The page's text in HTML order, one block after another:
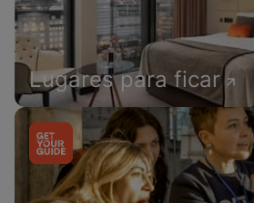
Lugares para ficar